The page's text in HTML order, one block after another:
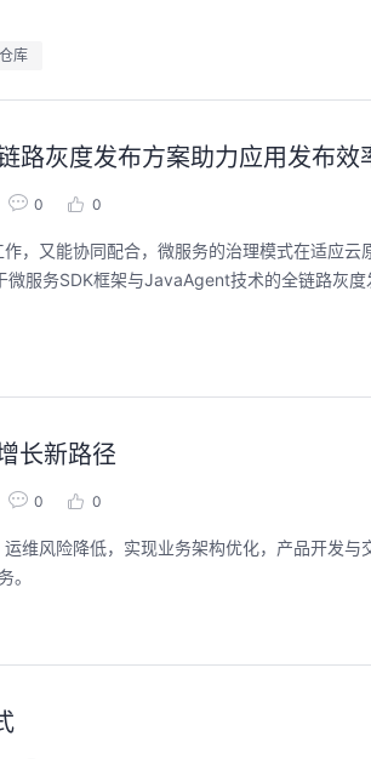
库
路灰度发布方案助力应用发布效
0 0
，又能协同配合，微服务的治理模式在适应云
服务SDK框架与JavaAgent技术的全链路灰
长新路径
0 0
维风险降低，实现业务架构优化，产品开发与
。